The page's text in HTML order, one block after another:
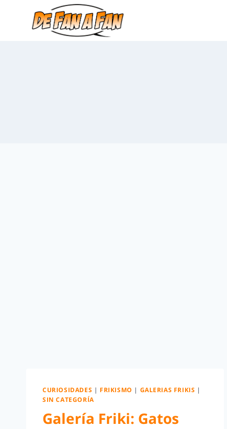
CURIOSIDADES | FRIKISMO | GALERIAS FRIKIS |
SIN CATEGORÍA
Galería Friki: Gatos